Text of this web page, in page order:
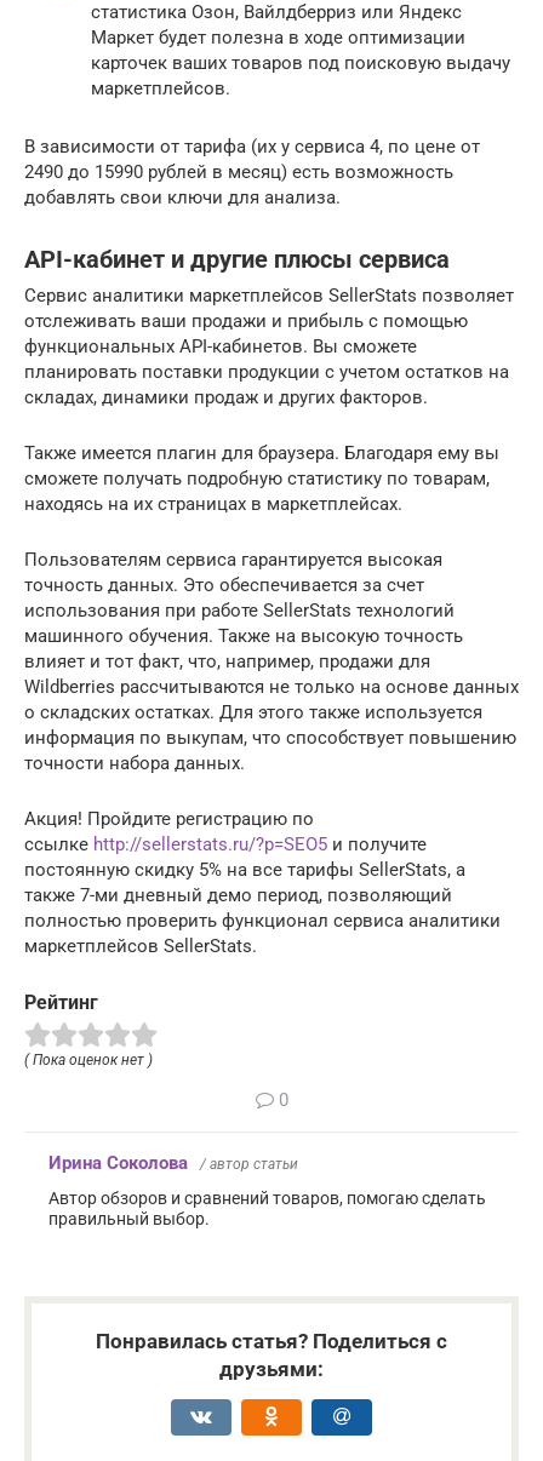
статистика Озон, Вайлдберриз или Яндекс
Маркет будет полезна в ходе оптимизации
карточек ваших товаров под поисковую выдачу
маркетплейсов.
В зависимости от тарифа (их у сервиса 4, по цене от
2490 до 15990 рублей в месяц) есть возможность
добавлять свои ключи для анализа.
API-кабинет и другие плюсы сервиса
Сервис аналитики маркетплейсов SellerStats позволяет
отслеживать ваши продажи и прибыль с помощью
функциональных API-кабинетов. Вы сможете
планировать поставки продукции с учетом остатков на
складах, динамики продаж и других факторов.
Также имеется плагин для браузера. Благодаря ему вы
сможете получать подробную статистику по товарам,
находясь на их страницах в маркетплейсах.
Пользователям сервиса гарантируется высокая
точность данных. Это обеспечивается за счет
использования при работе SellerStats технологий
машинного обучения. Также на высокую точность
влияет и тот факт, что, например, продажи для
Wildberries рассчитываются не только на основе данных
о складских остатках. Для этого также используется
информация по выкупам, что способствует повышению
точности набора данных.
Акция! Пройдите регистрацию по
ссылке http://sellerstats.ru/?p=SEO5 и получите
постоянную скидку 5% на все тарифы SellerStats, а
также 7-ми дневный демо период, позволяющий
полностью проверить функционал сервиса аналитики
маркетплейсов SellerStats.
Рейтинг
( Пока оценок нет )
0
Ирина Соколова / автор статьи
Автор обзоров и сравнений товаров, помогаю сделать
правильный выбор.
Понравилась статья? Поделиться с
друзьями: